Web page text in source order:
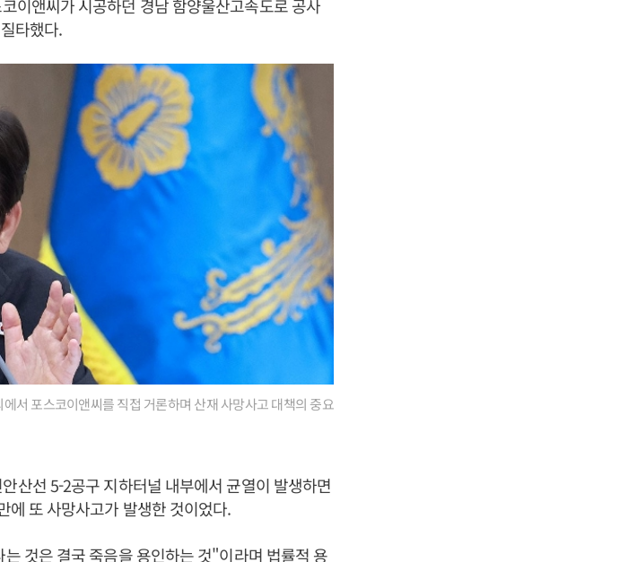
이앤씨가 시공하던 경남 함양울산고속도로 공사
타했다.
서 포스코이앤씨를 직접 거론하며 산재 사망사고 대책의 중요
산선 5-2공구 지하터널 내부에서 균열이 발생하면
에 또 사망사고가 발생한 것이었다.
것은 결국 죽음을 용인하는 것"이라며 법률적 용